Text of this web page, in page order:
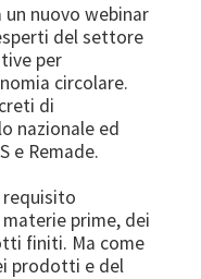
nuovo webinar
del settore
per
circolare.
di
nazionale ed
e Remade.
prime, dei
finiti. Ma come
prodotti e del